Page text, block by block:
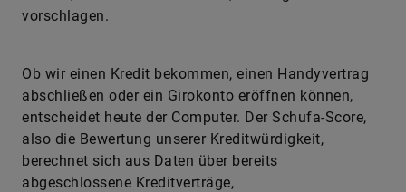
vorschlagen.
Ob wir einen Kredit bekommen, einen Handyvertrag
abschließen oder ein Girokonto eröffnen können,
entscheidet heute der Computer. Der Schufa-Score,
also die Bewertung unserer Kreditwürdigkeit,
berechnet sich aus Daten über bereits
abgeschlossene Kreditverträge,